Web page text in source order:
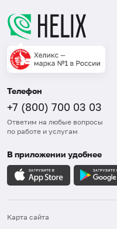
Телефон
+7 (800) 700 03 03
Ответим на любые вопросы
по работе и услугам
В приложении удобнее
Карта сайта